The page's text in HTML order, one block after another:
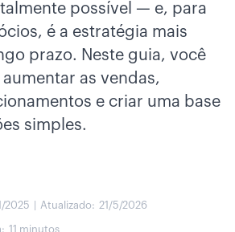
possível — e, para
é a estratégia mais
prazo. Neste guia, você
as vendas,
e criar uma base
simples.
2025 Atualizado: 21/5/2026
11 minutos